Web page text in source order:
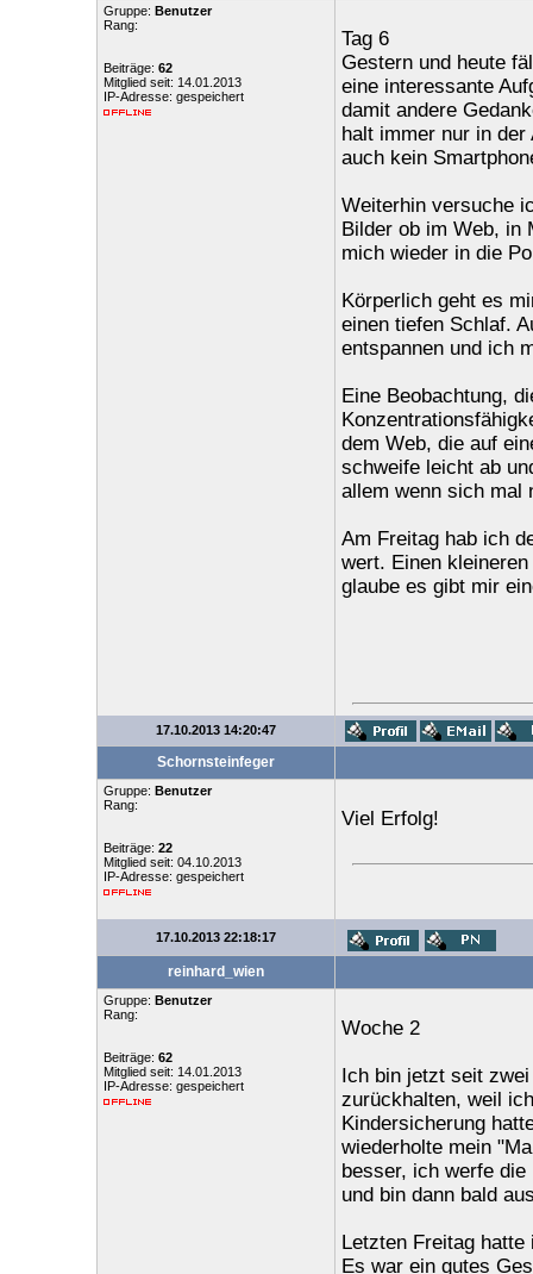
Gruppe: Benutzer
Rang:
Beiträge: 62
Mitglied seit: 14.01.2013
IP-Adresse: gespeichert
Tag 6
Gestern und heute
eine interessante
damit andere
halt immer nur in
auch kein
Weiterhin versuche
Bilder ob im Web, in
mich wieder in die
Körperlich geht es
einen tiefen Schlaf.
entspannen und ich
Eine Beobachtung,
dem Web, die auf
schweife leicht ab
allem wenn sich mal
Am Freitag hab ich
wert. Einen
glaube es gibt mir
17.10.2013 14:20:47
Schornsteinfeger
Gruppe: Benutzer
Rang:
Beiträge: 22
Mitglied seit: 04.10.2013
IP-Adresse: gespeichert
Viel Erfolg!
17.10.2013 22:18:17
reinhard_wien
Gruppe: Benutzer
Rang:
Beiträge: 62
Mitglied seit: 14.01.2013
IP-Adresse: gespeichert
Woche 2
Ich bin jetzt seit
zurückhalten, weil
Kindersicherung
wiederholte mein
besser, ich werfe die
und bin dann bald
Letzten Freitag
Es war ein gutes